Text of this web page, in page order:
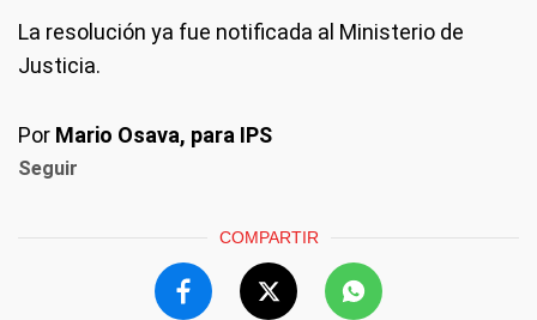
La resolución ya fue notificada al Ministerio de
Justicia.
Por Mario Osava, para IPS
Seguir
COMPARTIR